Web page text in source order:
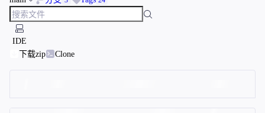
IDE
下载zip
Clone